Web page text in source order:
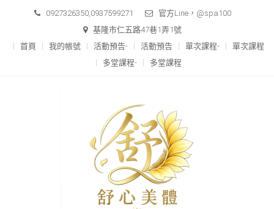
content
0927326350,0937599271
官方Line，@spa100
基隆市仁五路47巷1弄1號
首頁
我的帳號 活動預告- 活動預告 單次課程-
單次課程
多堂課程-
多堂課程